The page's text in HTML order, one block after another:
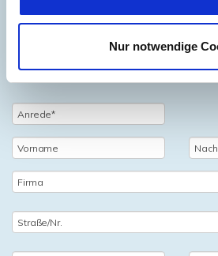
Nur notwendige
Sie haben noch Fragen zu dem
einfach das untenstehende
wir setzen uns schnellstmöglich